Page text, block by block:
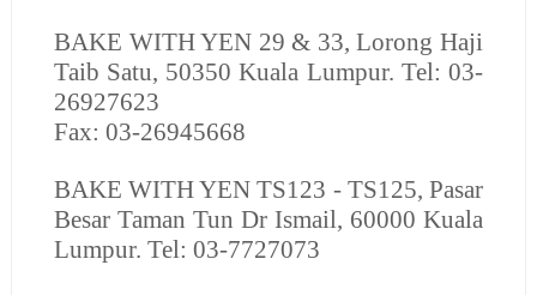
BAKE WITH YEN 29 & 33, Lorong Haji
Taib Satu, 50350 Kuala Lumpur. Tel: 03-
26927623
Fax: 03-26945668
BAKE WITH YEN TS123 - TS125, Pasar
Besar Taman Tun Dr Ismail, 60000 Kuala
Lumpur. Tel: 03-7727073